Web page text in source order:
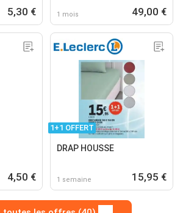
5,30 € 1 mois 49,00 €
4,50 €
1+1 OFFERT
DRAP HOUSSE
1 semaine 15,95 €